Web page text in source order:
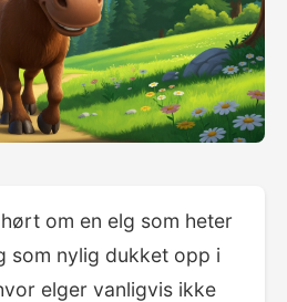
om en elg som heter
som nylig dukket opp i
elger vanligvis ikke